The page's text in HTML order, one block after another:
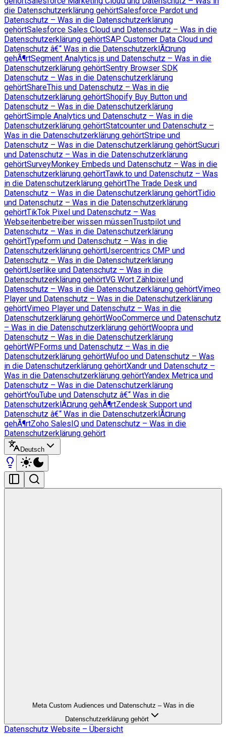
die Datenschutzerklärung gehörtSalesforce Pardot und
Datenschutz – Was in die Datenschutzerklärung
gehörtSalesforce Sales Cloud und Datenschutz – Was in die
Datenschutzerklärung gehörtSAP Customer Data Cloud und
Datenschutz â€“ Was in die DatenschutzerklÃ¤rung
gehÃ¶rtSegment Analytics.js und Datenschutz – Was in die
Datenschutzerklärung gehörtSentry Browser SDK
Datenschutz – Was in die Datenschutzerklärung
gehörtShareThis und Datenschutz – Was in die
Datenschutzerklärung gehörtShopify Buy Button und
Datenschutz – Was in die Datenschutzerklärung
gehörtSimple Analytics und Datenschutz – Was in die
Datenschutzerklärung gehörtStatcounter und Datenschutz –
Was in die Datenschutzerklärung gehörtStripe und
Datenschutz – Was in die Datenschutzerklärung gehörtSucuri
und Datenschutz – Was in die Datenschutzerklärung
gehörtSurveyMonkey Embeds und Datenschutz – Was in die
Datenschutzerklärung gehörtTawk.to und Datenschutz – Was
in die Datenschutzerklärung gehörtThe Trade Desk und
Datenschutz – Was in die Datenschutzerklärung gehörtTidio
und Datenschutz – Was in die Datenschutzerklärung
gehörtTikTok Pixel und Datenschutz – Was
Webseitenbetreiber wissen müssenTrustpilot und
Datenschutz – Was in die Datenschutzerklärung
gehörtTypeform und Datenschutz – Was in die
Datenschutzerklärung gehörtUsercentrics CMP und
Datenschutz – Was in die Datenschutzerklärung
gehörtUserlike und Datenschutz – Was in die
Datenschutzerklärung gehörtVG Wort Zählpixel und
Datenschutz – Was in die Datenschutzerklärung gehörtVimeo
Player und Datenschutz – Was in die Datenschutzerklärung
gehörtVimeo Player und Datenschutz – Was in die
Datenschutzerklärung gehörtWooCommerce und Datenschutz
– Was in die Datenschutzerklärung gehörtWoopra und
Datenschutz – Was in die Datenschutzerklärung
gehörtWPForms und Datenschutz – Was in die
Datenschutzerklärung gehörtWufoo und Datenschutz – Was
in die Datenschutzerklärung gehörtXandr und Datenschutz –
Was in die Datenschutzerklärung gehörtYandex Metrica und
Datenschutz – Was in die Datenschutzerklärung
gehörtYouTube und Datenschutz â€“ Was in die
DatenschutzerklÃ¤rung gehÃ¶rtZendesk Support und
Datenschutz â€“ Was in die DatenschutzerklÃ¤rung
gehÃ¶rtZoho SalesIQ und Datenschutz – Was in die
Datenschutzerklärung gehört
Deutsch
Meta Custom Audiences und Datenschutz – Was in die
Datenschutzerklärung gehört
Datenschutz Website – Übersicht